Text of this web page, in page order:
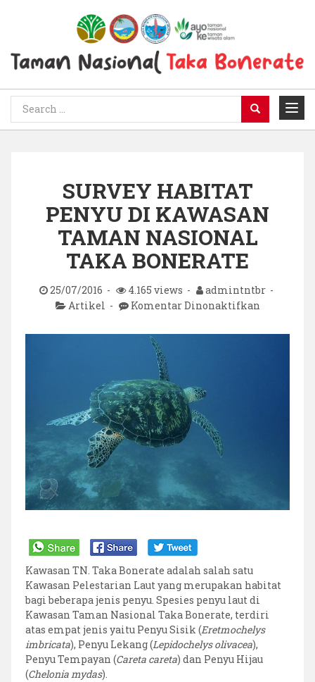
SURVEY HABITAT
PENYU DI KAWASAN
TAMAN NASIONAL
TAKA BONERATE
25/07/2016 4.165 views
admintntbr
Artikel
Komentar Dinonaktifkan
HABITAT
Kawasan TN. Taka Bonerate adalah salah satu
Kawasan Pelestarian Laut yang merupakan habitat
bagi beberapa jenis penyu. Spesies penyu laut di
Kawasan Taman Nasional Taka Bonerate, terdiri
atas empat jenis yaitu Penyu Sisik (Eretmochelys
imbricata), Penyu Lekang (Lepidochelys olivacea),
Penyu Tempayan (Careta careta) dan Penyu Hijau
(Chelonia mydas).